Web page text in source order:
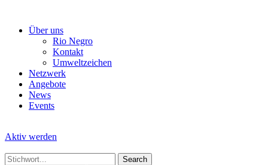
Über uns
Rio Negro
Kontakt
Umweltzeichen
Netzwerk
Angebote
News
Events
Aktiv werden